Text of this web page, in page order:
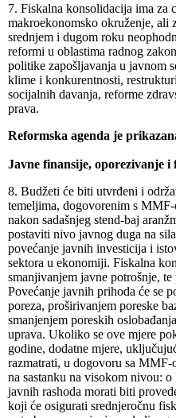
7. Fiskalna konsolidacija ima za
makroekonomsko okruženje, ali
srednjem i dugom roku
reformi u oblastima radnog
politike zapošljavanja u javnom
klime i konkurentnosti,
socijalnih davanja, reforme
prava.
Reformska agenda je
Javne finansije, oporezivanje i
8. Budžeti će biti utvrđeni i
temeljima, dogovorenim s
nakon sadašnjeg stend-baj
postaviti nivo javnog duga na
povećanje javnih investicija i
sektora u ekonomiji. Fiskalna
smanjivanjem javne potrošnje,
Povećanje javnih prihoda će se
poreza, proširivanjem poreske
smanjenjem poreskih
uprava. Ukoliko se ove mjere
godine, dodatne mjere,
razmatrati, u dogovoru sa
na sastanku na visokom nivou:
javnih rashoda morati biti
koji će osigurati srednjeročnu